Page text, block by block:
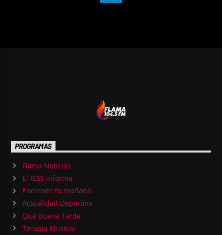
PROGRAMAS
Flama Noticias
El IESS informa
Enciende tu mañana
Actualidad Deportiva
Qué Buena Tarde
Terapia Musical